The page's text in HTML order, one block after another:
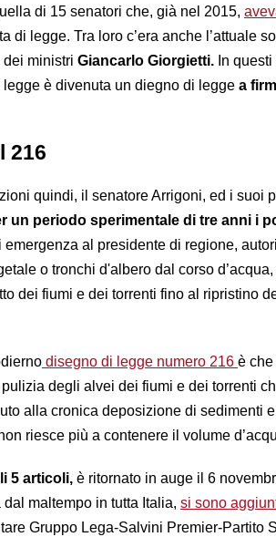
di 15 senatori che, già nel 2015,
di legge. Tra loro c’era anche l’attuale
ministri Giancarlo Giorgietti. In
è divenuta un diegno di legge a
216
quindi, il senatore Arrigoni, ed i suoi
un periodo sperimentale di tre anni i
emergenza al presidente di regione,
o tronchi d'albero dal corso
dei fiumi e dei tor­renti fino al ripristino
disegno di legge numero 216 è che
degli alvei dei fiumi e dei torrenti
alla cronica deposizione di sedimenti
riesce più a contenere il volume
5 articoli, è ritornato in auge il 6
maltempo in tutta Italia, si sono
Gruppo Lega-Salvini Premier-Partito